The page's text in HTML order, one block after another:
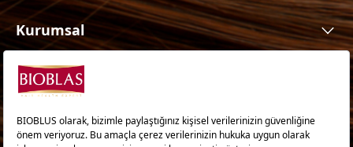
Kurumsal
Ürünler
Ürün Ailesi
İhtiyaca Göre